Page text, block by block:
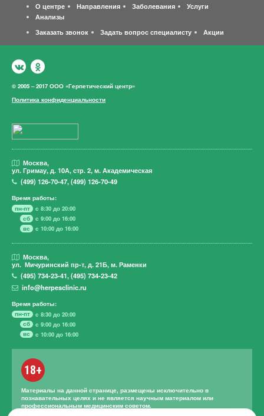
О центре
Направления Заболевания
Услуги
Анализы
Заказать звонок
Задать вопрос специалисту Акции
© 2005 – 2017 ООО «Герпетический центр»
Политика конфиденциальности
Москва,
ул. Гримау, д. 10А, стр. 2, м. Академическая
(499)126-70-47,(499)126-70-49
Время работы:
пн-пт
с 8:30 до 20:00
сб
с 9:00 до 16:00
вс
с 10:00 до 16:00
Москва,
ул. Мичуринский пр-т, д. 21Б, м. Раменки
(495)734-23-41,(495)734-23-42
info@herpesclinic.ru
Время работы:
пн-пт
с 8:30 до 20:00
сб
с 9:00 до 16:00
вс
с 10:00 до 16:00
18+
Материалы на данной странице, размещены исключительно в
познавательных целях и не является научным материалом или
профессиональным медицинским советом.